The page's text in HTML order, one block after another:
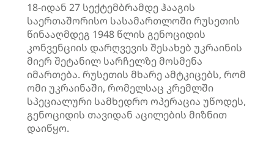
18-იდან 27 სექტემბრამდე ჰააგის
საერთაშორისო სასამართლოში რუსეთის
წინააღმდეგ 1948 წლის გენოციდის
კონვენციის დარღვევის შესახებ უკრაინის
მიერ შეტანილ სარჩელზე მოსმენა
იმართება. რუსეთის მხარე ამტკიცებს, რომ
ომი უკრაინაში, რომელსაც კრემლში
სპეციალური სამხედრო ოპერაცია უწოდეს,
გენოციდის თავიდან აცილების მიზნით
დაიწყო.